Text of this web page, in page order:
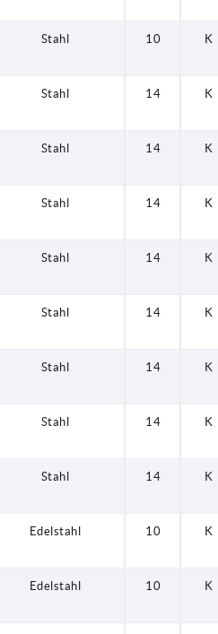
Stahl 10 K
Stahl 14 K
Stahl 14 K
Stahl 14 K
Stahl 14 K
Stahl 14 K
Stahl 14 K
Stahl 14 K
Stahl 14 K
Edelstahl 10 K
Edelstahl 10 K